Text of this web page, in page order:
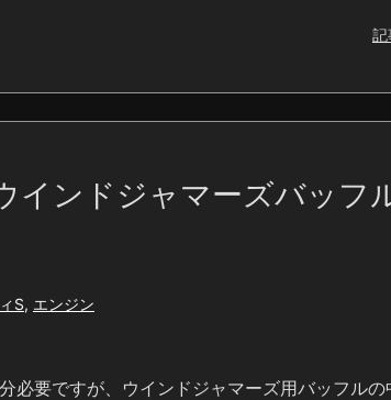
記
インドジャマーズバッフ
S, エンジン
必要ですが、ウインドジャマーズ用バッフル